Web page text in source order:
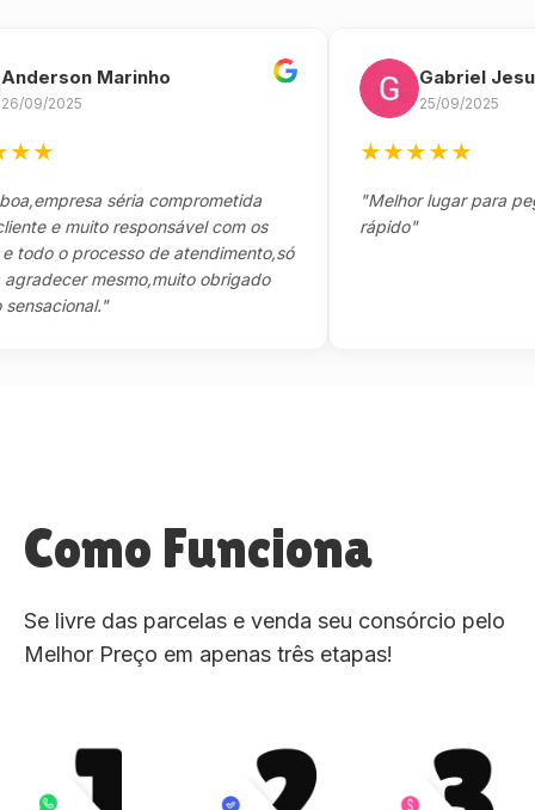
Marinho
séria comprometida
muito responsável com os
o processo de atendimento,só
mesmo,muito obrigado
Gabriel Jesus
25/09/2025
★★★
"Melhor lugar para pegar
rápido"
Como Funciona
Se livre das parcelas e venda seu consórcio pelo
Melhor Preço em apenas três etapas!